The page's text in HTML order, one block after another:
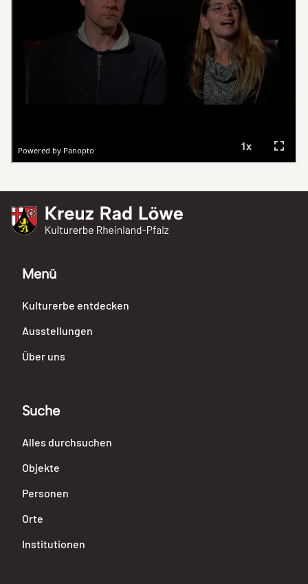
Menü
Kulturerbe entdecken
Ausstellungen
Über uns
Suche
Alles durchsuchen
Objekte
Personen
Orte
Institutionen